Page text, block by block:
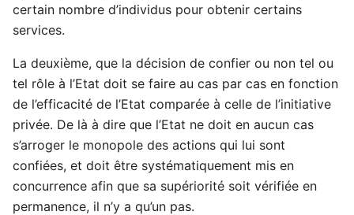
certain nombre d’individus pour obtenir certains
services.
La deuxième, que la décision de confier ou non tel ou
tel rôle à l’Etat doit se faire au cas par cas en fonction
de l’efficacité de l’Etat comparée à celle de l’initiative
privée. De là à dire que l’Etat ne doit en aucun cas
s’arroger le monopole des actions qui lui sont
confiées, et doit être systématiquement mis en
concurrence afin que sa supériorité soit vérifiée en
permanence, il n’y a qu’un pas.